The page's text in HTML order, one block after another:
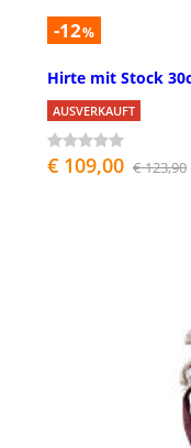
-12%
Hirte mit Stock
AUSVERKAUFT
€ 109,00 € 123,90